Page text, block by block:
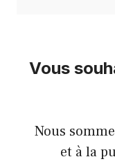
Vous
Nous
et à la